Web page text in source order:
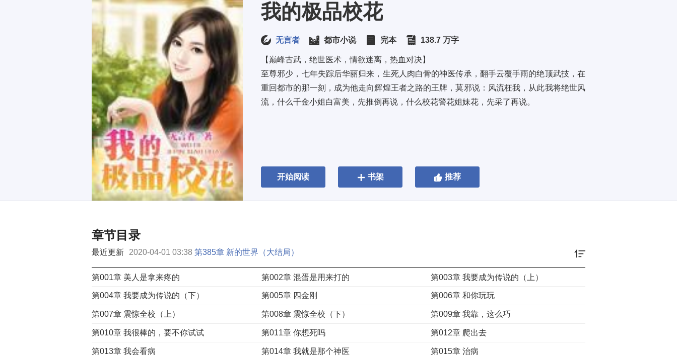
我的极品校花
无言者 都市小说 完本 138.7 万字
【巅峰古武，绝世医术，情欲迷离，热血对决】
至尊邪少，七年失踪后华丽归来，生死人肉白骨的神医传承，翻手云覆手雨的绝顶武技，在
重回都市的那一刻，成为他走向辉煌王者之路的王牌，莫邪说：风流枉我，从此我将绝世风
流，什么千金小姐白富美，先推倒再说，什么校花警花姐妹花，先采了再说。
开始阅读 书架 推荐
章节目录
最近更新 2020-04-01 03:38 第385章 新的世界（大结局）
第001章 美人是拿来疼的 第002章 混蛋是用来打的 第003章 我要成为传说的（上）
第004章 我要成为传说的（下） 第005章 四金刚 第006章 和你玩玩
第007章 震惊全校（上） 第008章 震惊全校（下） 第009章 我靠，这么巧
第010章 我很棒的，要不你试试 第011章 你想死吗 第012章 爬出去
第013章 我会看病 第014章 我就是那个神医 第015章 治病